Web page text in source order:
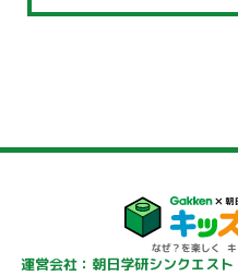
運営会社：朝日学研シンクエスト